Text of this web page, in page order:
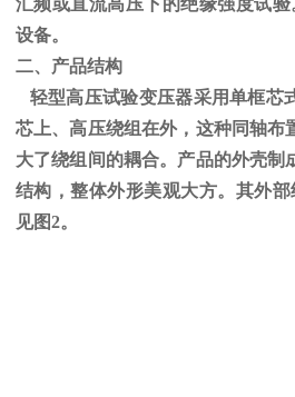
汇频或直流高压下的绝缘强度试
设备。
二、产品结构
轻型高压试验变压器采用单框芯
芯上、高压绕组在外，这种同轴布
大了绕组间的耦合。产品的外壳制
结构，整体外形美观大方。其外部
见图2。